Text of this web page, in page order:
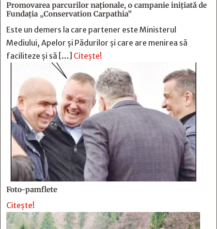
Promovarea parcurilor naționale, o campanie inițiată de
Fundația „Conservation Carpathia”
Este un demers la care partener este Ministerul
Mediului, Apelor și Pădurilor și care are menirea să
faciliteze și să […] Citește!
Foto-pamflete
Citește!